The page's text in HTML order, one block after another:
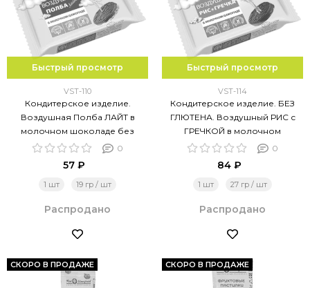
Быстрый просмотр
VST-110
Кондитерское изделие.
Воздушная Полба ЛАЙТ в
молочном шоколаде без
сахара., 19 гр (7 шт\уп)
0
57 ₽
1 шт 19 гр / шт
Распродано
Быстрый просмотр
VST-114
Кондитерское изделие. БЕЗ
ГЛЮТЕНА. Воздушный РИС с
ГРЕЧКОЙ в молочном
шоколаде без сахара, 27 гр (7
0
84 ₽
1 шт 27 гр / шт
Распродано
СКОРО В ПРОДАЖЕ СКОРО В ПРОДАЖЕ